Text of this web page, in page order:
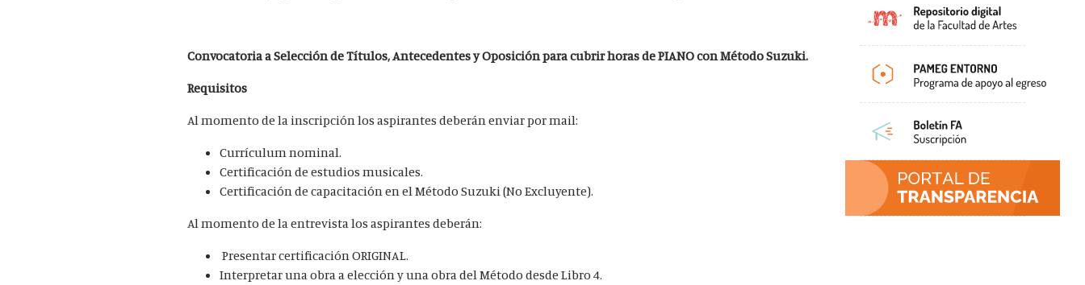
Convocatoria a Selección de Títulos, Antecedentes y Oposición para cubrir horas de PIANO con Método Suzuki.
Requisitos
Al momento de la inscripción los aspirantes deberán enviar por mail:
Currículum nominal.
Certificación de estudios musicales.
Certificación de capacitación en el Método Suzuki (No Excluyente).
Al momento de la entrevista los aspirantes deberán:
Presentar certificación ORIGINAL.
Interpretar una obra a elección y una obra del Método desde Libro 4.